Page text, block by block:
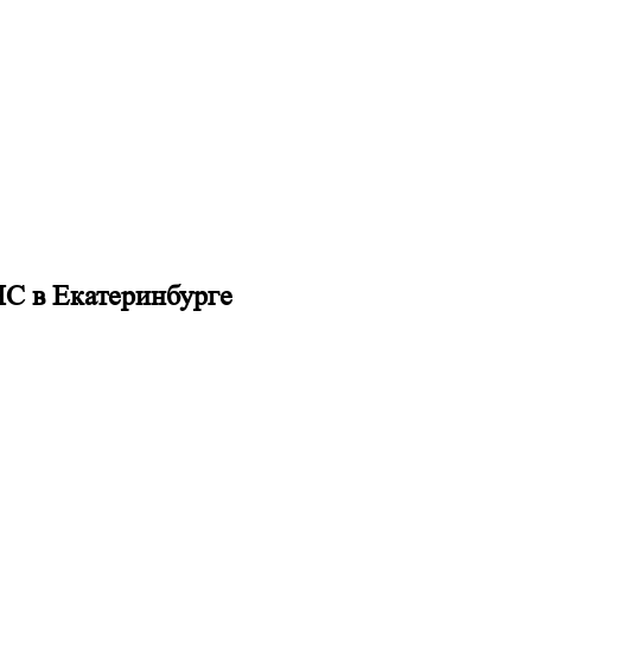
в Екатеринбурге